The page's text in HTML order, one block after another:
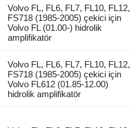
Volvo FL, FL6, FL7, FL10, FL12,
FS718 (1985-2005) çekici için
Volvo FL (01.00-) hidrolik
amplifikatör
Volvo FL, FL6, FL7, FL10, FL12,
FS718 (1985-2005) çekici için
Volvo FL612 (01.85-12.00)
hidrolik amplifikatör